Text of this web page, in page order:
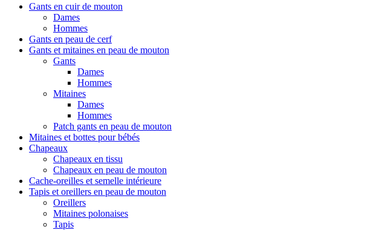
Gants en cuir de mouton
Dames
Hommes
Gants en peau de cerf
Gants et mitaines en peau de mouton
Gants
Dames
Hommes
Mitaines
Dames
Hommes
Patch gants en peau de mouton
Mitaines et bottes pour bébés
Chapeaux
Chapeaux en tissu
Chapeaux en peau de mouton
Cache-oreilles et semelle intérieure
Tapis et oreillers en peau de mouton
Oreillers
Mitaines polonaises
Tapis